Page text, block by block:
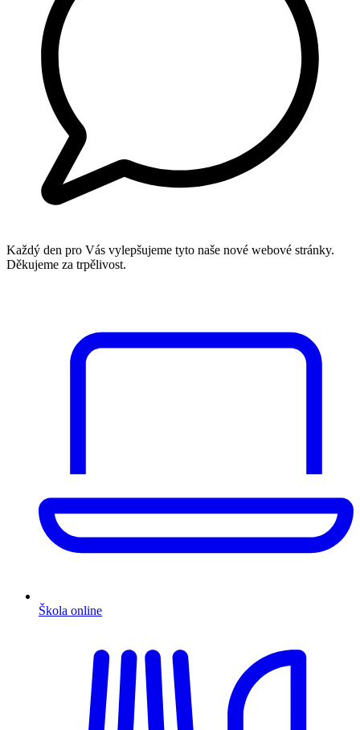
Každý den pro Vás vylepšujeme tyto naše nové webové stránky.
Děkujeme za trpělivost.
Škola online